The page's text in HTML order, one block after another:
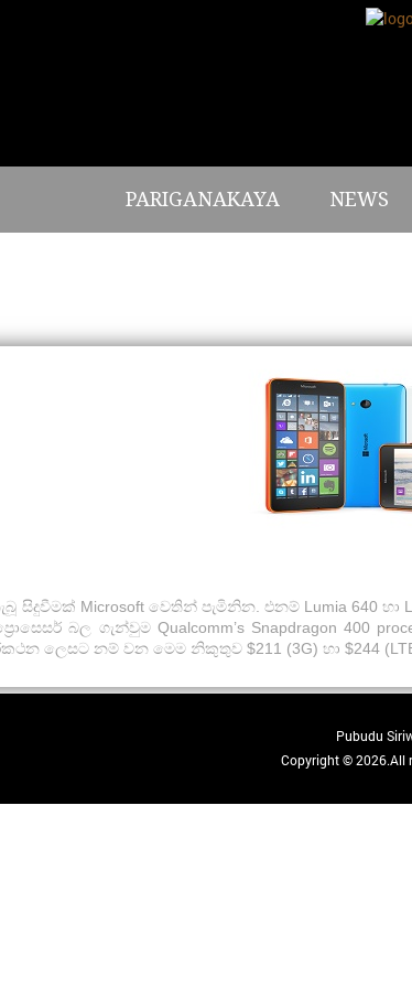
PARIGANAKAYA NEWS
Microsoft වෙතින් පැමිනින. එනම් Lumia 640
බල ගැන්වුම Qualcomm’s Snapdragon 400
ලෙසට නම් වන මෙම නිකුතුව $211 (3G) හා $244
Copyright © 2026.All
Pubudu